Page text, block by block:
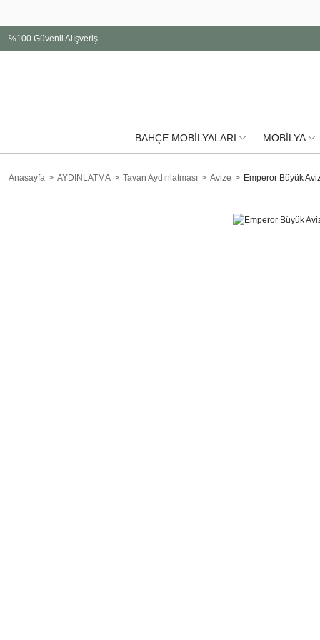
%100 Güvenli Alışveriş
BAHÇE MOBİLYALARI MOBİLYA
Anasayfa AYDINLATMA Tavan Aydınlatması Avize Emperor Büyük